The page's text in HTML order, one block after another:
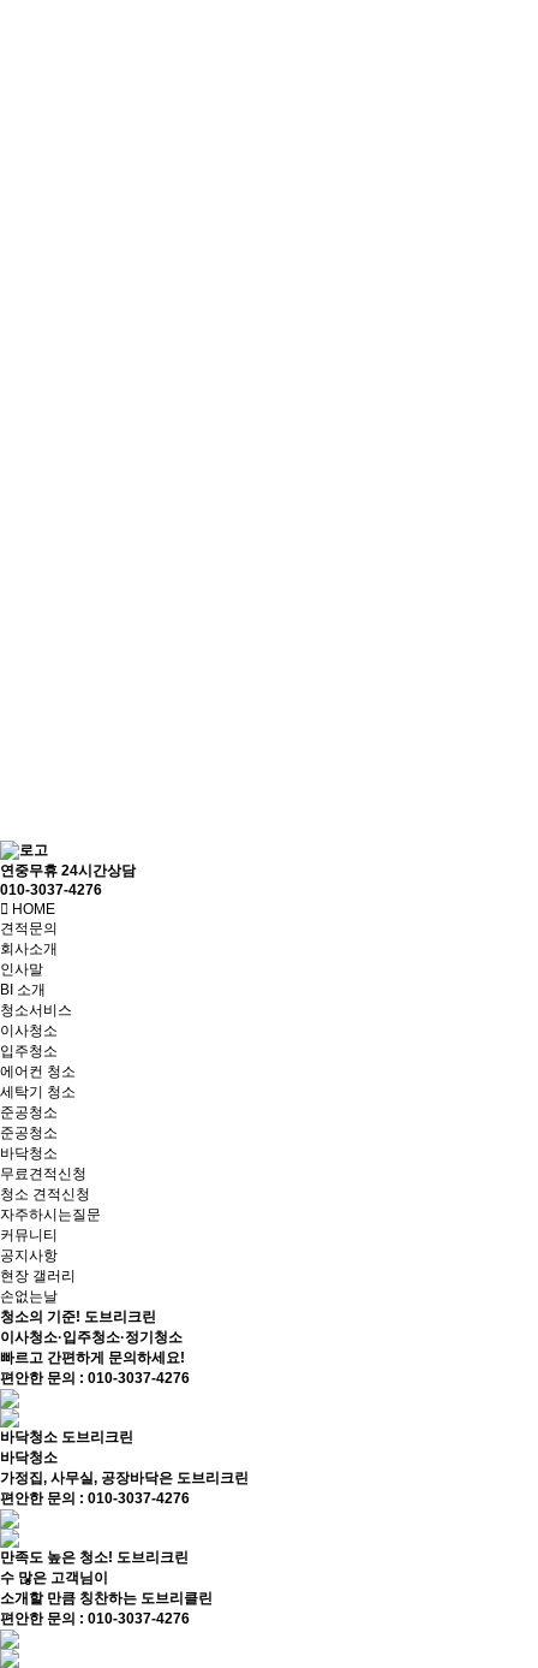
연중무휴 24시간상담
010-3037-4276
HOME
견적문의
회사소개
인사말
BI 소개
청소서비스
이사청소
입주청소
에어컨 청소
세탁기 청소
준공청소
준공청소
바닥청소
무료견적신청
청소 견적신청
자주하시는질문
커뮤니티
공지사항
현장 갤러리
손없는날
청소의 기준! 도브리크린
이사청소·입주청소·정기청소
빠르고 간편하게 문의하세요!
편안한 문의 : 010-3037-4276
바닥청소 도브리크린
바닥청소
가정집, 사무실, 공장바닥은 도브리크린
편안한 문의 : 010-3037-4276
만족도 높은 청소! 도브리크린
수 많은 고객님이
소개할 만큼 칭찬하는 도브리클린
편안한 문의 : 010-3037-4276